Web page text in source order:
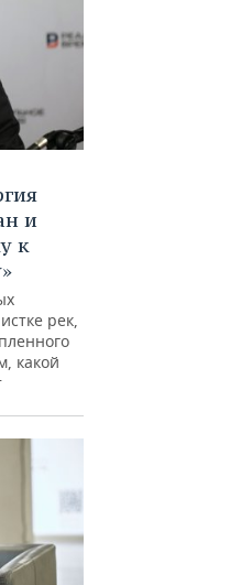
и
к
рек,
какой